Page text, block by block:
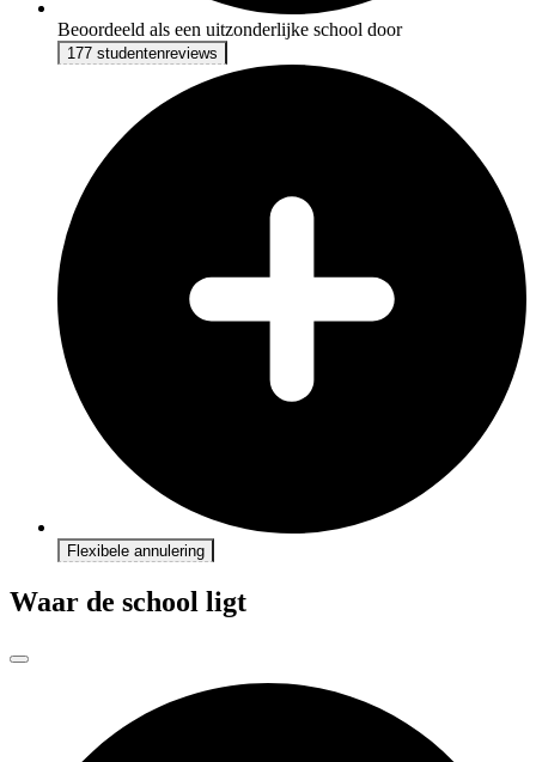
Beoordeeld als een uitzonderlijke school door
177 studentenreviews
Flexibele annulering
Waar de school ligt